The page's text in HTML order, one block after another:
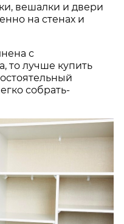
вешалки и двери
на стенах и
с
то лучше купить
собрать-